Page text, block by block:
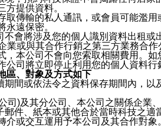
方提供資料。
取傳輸的私人通訊，或會員可能濫
永遠保密。
會將涉及您的個人識別資料出租或
業或與其合作行銷之第三方業務合
，本公司不會向您索取相關費用。
司將立即停止利用您的個人資料行
區、對象及方式如下
期間或依法令之資料保存期間內，
司)及其分公司、本公司之關係企業
郵件、紙本或其他合於當時科技之
介或交互運用予本公司及其合作對象